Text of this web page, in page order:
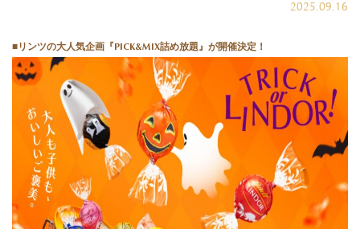
2025.09.16
■リンツの大人気企画『PICK&MIX詰め放題』が開催決定！